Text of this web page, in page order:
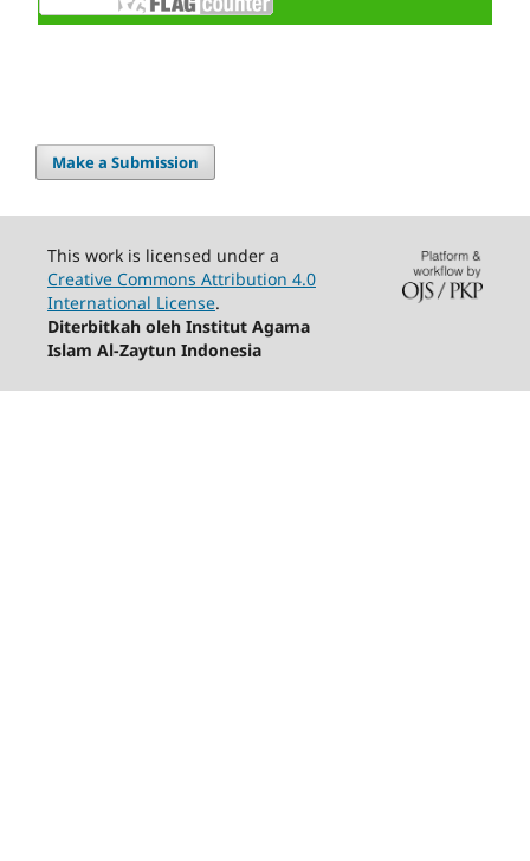
Make a Submission
This work is licensed under a
Creative Commons Attribution 4.0
International License.
Diterbitkah oleh Institut Agama
Islam Al-Zaytun Indonesia